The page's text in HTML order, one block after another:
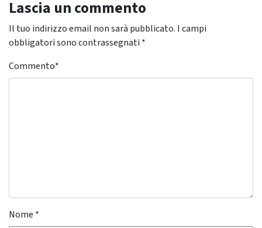
Lascia un commento
Il tuo indirizzo email non sarà pubblicato. I campi
obbligatori sono contrassegnati *
Commento*
Nome *